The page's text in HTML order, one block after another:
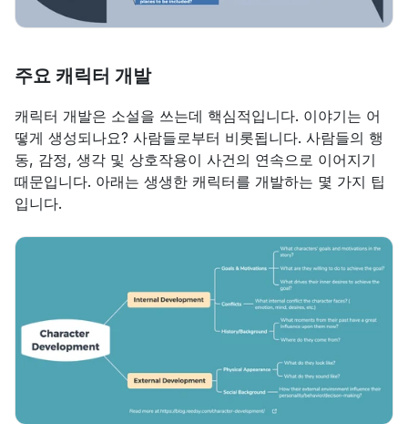
주요 캐릭터 개발
캐릭터 개발은 소설을 쓰는데 핵심적입니다. 이야기는 어
떻게 생성되나요? 사람들로부터 비롯됩니다. 사람들의 행
동, 감정, 생각 및 상호작용이 사건의 연속으로 이어지기
때문입니다. 아래는 생생한 캐릭터를 개발하는 몇 가지 팁
입니다.